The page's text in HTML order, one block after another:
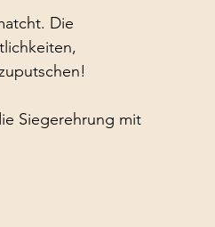
Die
Siegerehrung mit